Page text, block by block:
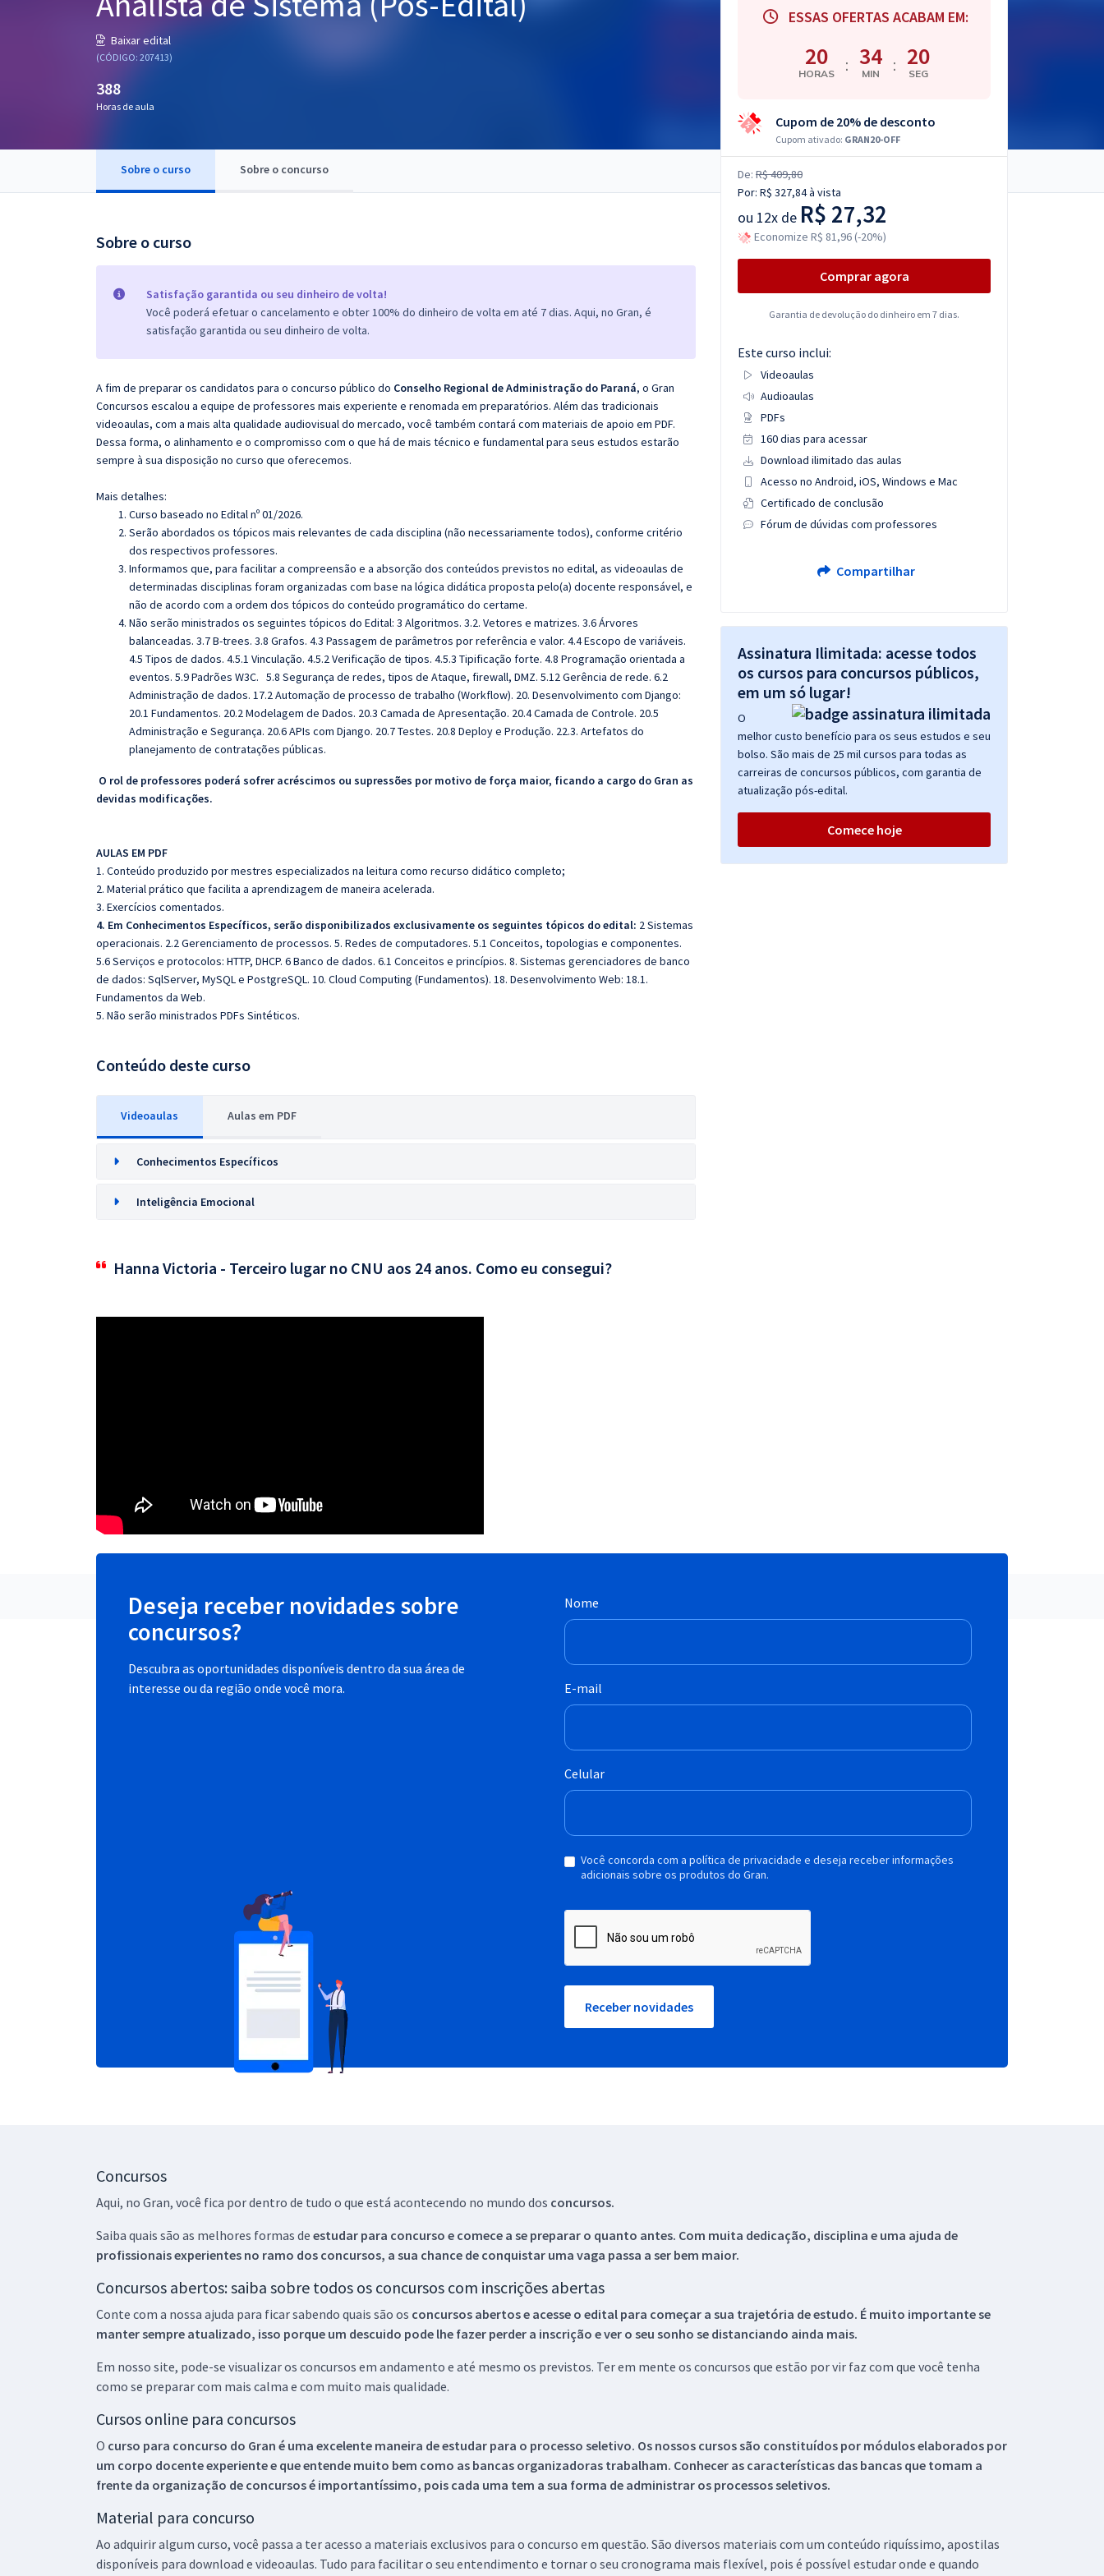
Baixar edital
(CÓDIGO: 207413)
388
Horas de aula
Sobre o curso Sobre o concurso
Sobre o curso
Satisfação garantida ou seu dinheiro de volta!
Você poderá efetuar o cancelamento e obter 100% do dinheiro de volta em até 7 dias. Aqui, no Gran, é
satisfação garantida ou seu dinheiro de volta.
A fim de preparar os candidatos para o concurso público do Conselho Regional de Administração do Paraná, o Gran
Concursos escalou a equipe de professores mais experiente e renomada em preparatórios. Além das tradicionais
videoaulas, com a mais alta qualidade audiovisual do mercado, você também contará com materiais de apoio em PDF.
Dessa forma, o alinhamento e o compromisso com o que há de mais técnico e fundamental para seus estudos estarão
sempre à sua disposição no curso que oferecemos.
Mais detalhes:
Curso baseado no Edital nº 01/2026.
Serão abordados os tópicos mais relevantes de cada disciplina (não necessariamente todos), conforme critério
dos respectivos professores.
Informamos que, para facilitar a compreensão e a absorção dos conteúdos previstos no edital, as videoaulas de
determinadas disciplinas foram organizadas com base na lógica didática proposta pelo(a) docente responsável, e
não de acordo com a ordem dos tópicos do conteúdo programático do certame.
Não serão ministrados os seguintes tópicos do Edital: 3 Algoritmos. 3.2. Vetores e matrizes. 3.6 Árvores
balanceadas. 3.7 B-trees. 3.8 Grafos. 4.3 Passagem de parâmetros por referência e valor. 4.4 Escopo de variáveis.
4.5 Tipos de dados. 4.5.1 Vinculação. 4.5.2 Verificação de tipos. 4.5.3 Tipificação forte. 4.8 Programação orientada a
eventos. 5.9 Padrões W3C. 5.8 Segurança de redes, tipos de Ataque, firewall, DMZ. 5.12 Gerência de rede. 6.2
Administração de dados. 17.2 Automação de processo de trabalho (Workflow). 20. Desenvolvimento com Django:
20.1 Fundamentos. 20.2 Modelagem de Dados. 20.3 Camada de Apresentação. 20.4 Camada de Controle. 20.5
Administração e Segurança. 20.6 APIs com Django. 20.7 Testes. 20.8 Deploy e Produção. 22.3. Artefatos do
planejamento de contratações públicas.
O rol de professores poderá sofrer acréscimos ou supressões por motivo de força maior, ficando a cargo do Gran as
devidas modificações.
AULAS EM PDF
1. Conteúdo produzido por mestres especializados na leitura como recurso didático completo;
2. Material prático que facilita a aprendizagem de maneira acelerada.
3. Exercícios comentados.
4. Em Conhecimentos Específicos, serão disponibilizados exclusivamente os seguintes tópicos do edital: 2 Sistemas
operacionais. 2.2 Gerenciamento de processos. 5. Redes de computadores. 5.1 Conceitos, topologias e componentes.
5.6 Serviços e protocolos: HTTP, DHCP. 6 Banco de dados. 6.1 Conceitos e princípios. 8. Sistemas gerenciadores de banco
de dados: SqlServer, MySQL e PostgreSQL. 10. Cloud Computing (Fundamentos). 18. Desenvolvimento Web: 18.1.
Fundamentos da Web.
5. Não serão ministrados PDFs Sintéticos.
Conteúdo deste curso
Videoaulas Aulas em PDF
Conhecimentos Específicos
Inteligência Emocional
Hanna Victoria - Terceiro lugar no CNU aos 24 anos. Como eu consegui?
ESSAS OFERTAS ACABAM EM:
20
HORAS : 34
MIN : 19
SEG
Cupom de 20% de desconto
Cupom ativado: GRAN20-OFF
De: R$ 409,80
Por: R$ 327,84à vista
ou 12x de R$ 27,32
Economize R$ 81,96 (-20%)
Comprar agora
Garantia de devolução do dinheiro em 7 dias.
Este curso inclui:
Videoaulas
Audioaulas
PDFs
160 dias para acessar
Download ilimitado das aulas
Acesso no Android, iOS, Windows e Mac
Certificado de conclusão
Fórum de dúvidas com professores
Compartilhar
Assinatura Ilimitada: acesse todos
os cursos para concursos públicos,
em um só lugar!
O
melhor custo benefício para os seus estudos e seu
bolso. São mais de 25 mil cursos para todas as
carreiras de concursos públicos, com garantia de
atualização pós-edital.
Comece hoje
Deseja receber novidades sobre
concursos?
Descubra as oportunidades disponíveis dentro da sua área de
interesse ou da região onde você mora.
Nome
E-mail
Celular
Você concorda com a política de privacidade e deseja receber informações
adicionais sobre os produtos do Gran.
Receber novidades
Concursos
Aqui, no Gran, você fica por dentro de tudo o que está acontecendo no mundo dos concursos.
Saiba quais são as melhores formas de estudar para concurso e comece a se preparar o quanto antes. Com muita dedicação, disciplina e uma ajuda de
profissionais experientes no ramo dos concursos, a sua chance de conquistar uma vaga passa a ser bem maior.
Concursos abertos: saiba sobre todos os concursos com inscrições abertas
Conte com a nossa ajuda para ficar sabendo quais são os concursos abertos e acesse o edital para começar a sua trajetória de estudo. É muito importante se
manter sempre atualizado, isso porque um descuido pode lhe fazer perder a inscrição e ver o seu sonho se distanciando ainda mais.
Em nosso site, pode-se visualizar os concursos em andamento e até mesmo os previstos. Ter em mente os concursos que estão por vir faz com que você tenha
como se preparar com mais calma e com muito mais qualidade.
Cursos online para concursos
O curso para concurso do Gran é uma excelente maneira de estudar para o processo seletivo. Os nossos cursos são constituídos por módulos elaborados por
um corpo docente experiente e que entende muito bem como as bancas organizadoras trabalham. Conhecer as características das bancas que tomam a
frente da organização de concursos é importantíssimo, pois cada uma tem a sua forma de administrar os processos seletivos.
Material para concurso
Ao adquirir algum curso, você passa a ter acesso a materiais exclusivos para o concurso em questão. São diversos materiais com um conteúdo riquíssimo, apostilas
disponíveis para download e videoaulas. Tudo para facilitar o seu entendimento e tornar o seu cronograma mais flexível, pois é possível estudar onde e quando